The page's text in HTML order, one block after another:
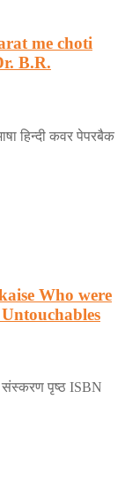
me choti
B.R.
हिन्दी कवर पेपरबैक
Who were
संस्करण पृष्ठ ISBN